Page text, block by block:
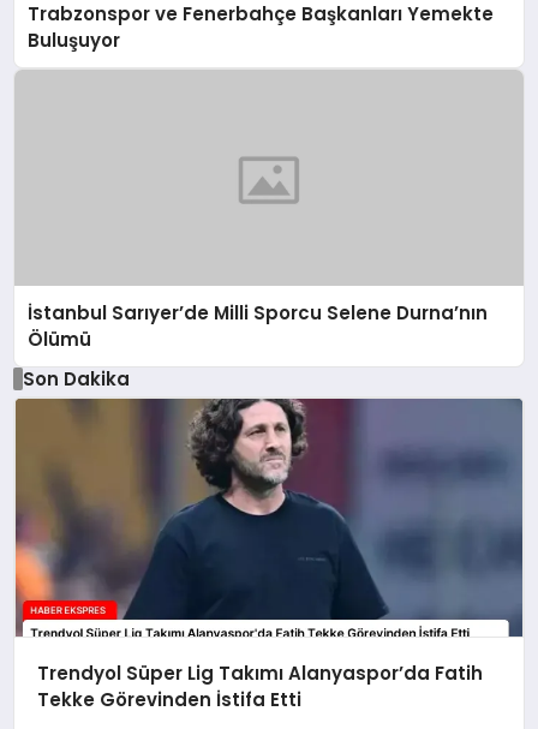
Trabzonspor ve Fenerbahçe Başkanları Yemekte
Buluşuyor
İstanbul Sarıyer’de Milli Sporcu Selene Durna’nın
Ölümü
Son Dakika
Trendyol Süper Lig Takımı Alanyaspor’da Fatih
Tekke Görevinden İstifa Etti